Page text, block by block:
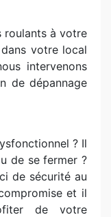
roulants à votre
votre local
intervenons
de dépannage
? Il
de se fermer ?
de sécurité au
et il
de votre